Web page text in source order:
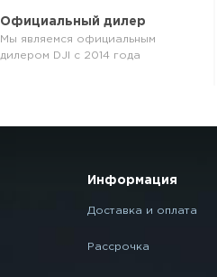
Официальный дилер
Мы являемся официальным
дилером DJI с 2014 года
Информация
Доставка и оплата
Рассрочка